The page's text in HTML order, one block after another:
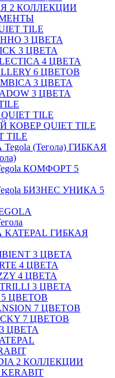
2 КОЛЛЕКЦИИ
TILE
3 ЦВЕТА
3 ЦВЕТА
4 ЦВЕТА
6 ЦВЕТОВ
3 ЦВЕТА
3 ЦВЕТА
TILE
QUIET TILE
TILE
ГИБКАЯ
КОМФОРТ 5
Tegola БИЗНЕС УНИКА 5
ГИБКАЯ
3 ЦВЕТА
4 ЦВЕТА
4 ЦВЕТА
3 ЦВЕТА
ЦВЕТОВ
7 ЦВЕТОВ
7 ЦВЕТОВ
ЦВЕТА
2 КОЛЛЕКЦИИ